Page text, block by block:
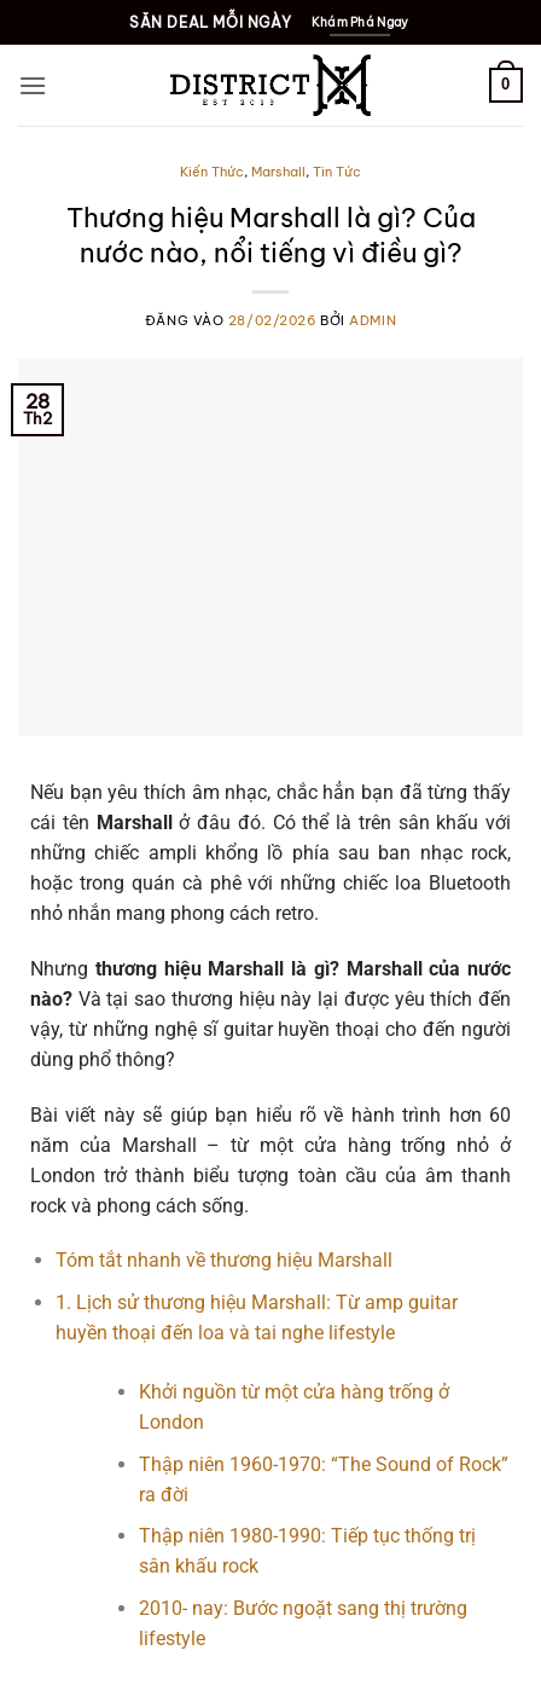
SĂN DEAL MỖI NGÀY Khám Phá Ngay
0
Kiến Thức, Marshall, Tin Tức
Thương hiệu Marshall là gì? Của
nước nào, nổi tiếng vì điều gì?
ĐĂNG VÀO 28/02/2026 BỞI ADMIN
28
Th2
Nếu bạn yêu thích âm nhạc, chắc hẳn bạn đã từng thấy
cái tên Marshallở đâu đó. Có thể là trên sân khấu với
những chiếc ampli khổng lồ phía sau ban nhạc rock,
hoặc trong quán cà phê với những chiếc loa Bluetooth
nhỏ nhắn mang phong cách retro.
Nhưng thương hiệu Marshall là gì? Marshall của nước
nào? Và tại sao thương hiệu này lại được yêu thích đến
vậy, từ những nghệ sĩ guitar huyền thoại cho đến người
dùng phổ thông?
Bài viết này sẽ giúp bạn hiểu rõ về hành trình hơn 60
năm của Marshall – từ một cửa hàng trống nhỏ ở
London trở thành biểu tượng toàn cầu của âm thanh
rock và phong cách sống.
Tóm tắt nhanh về thương hiệu Marshall
1. Lịch sử thương hiệu Marshall: Từ amp guitar
huyền thoại đến loa và tai nghe lifestyle
Khởi nguồn từ một cửa hàng trống ở
London
Thập niên 1960-1970: “The Sound of Rock”
ra đời
Thập niên 1980-1990: Tiếp tục thống trị
sân khấu rock
2010- nay: Bước ngoặt sang thị trường
lifestyle